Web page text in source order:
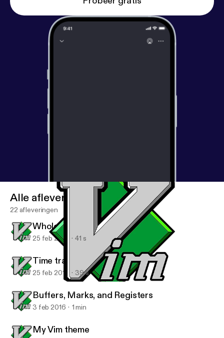
Vim Tips with Ben
Alle afleveringen
22 afleveringen
Whole line completion
25 feb 2016 41 s
Time travel in your buffer
25 feb 2016 39 s
Buffers, Marks, and Registers
3 feb 2016 1 min
My Vim theme